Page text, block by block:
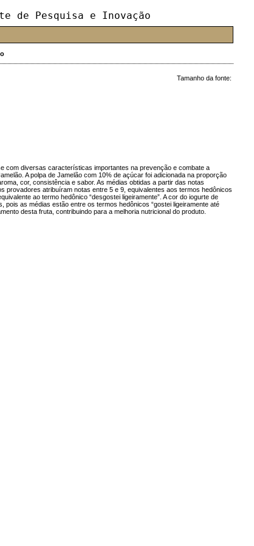
de Pesquisa e Inovação
Tamanho da fonte:
com diversas características importantes na prevenção e combate a
A polpa de Jamelão com 10% de açúcar foi adicionada na proporção
cor, consistência e sabor. As médias obtidas a partir das notas
provadores atribuíram notas entre 5 e 9, equivalentes aos termos hedônicos
ao termo hedônico “desgostei ligeiramente”. A cor do iogurte de
as médias estão entre os termos hedônicos “gostei ligeiramente até
desta fruta, contribuindo para a melhoria nutricional do produto.